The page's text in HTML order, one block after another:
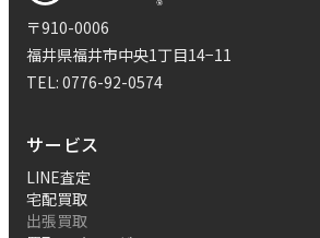
〒910-0006
福井県福井市中央1丁目14−11
TEL: 0776-92-0574
サービス
LINE査定
宅配買取
出張買取